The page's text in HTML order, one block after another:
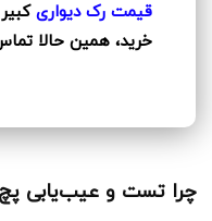
قیمت رک دیواری
خرید، همین حالا
چرا تست و عیب‌یابی